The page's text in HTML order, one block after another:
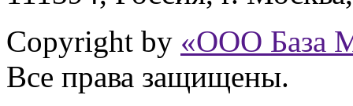
Copyright by «ООО База
Все права защищены.